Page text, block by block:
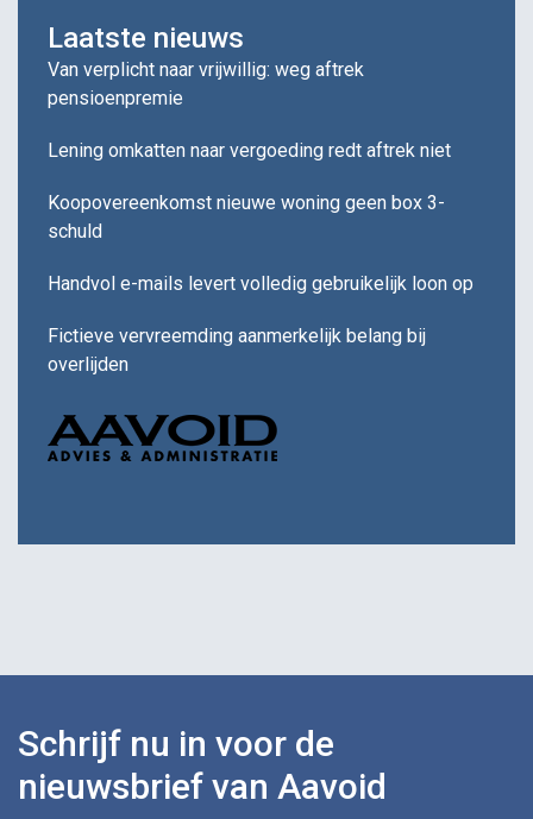
Laatste nieuws
Van verplicht naar vrijwillig: weg aftrek
pensioenpremie
Lening omkatten naar vergoeding redt aftrek niet
Koopovereenkomst nieuwe woning geen box 3-
schuld
Handvol e-mails levert volledig gebruikelijk loon op
Fictieve vervreemding aanmerkelijk belang bij
overlijden
Schrijf nu in voor de
nieuwsbrief van Aavoid